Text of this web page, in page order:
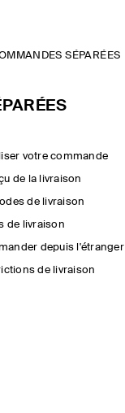
SÉPARÉES
votre commande
de la livraison
de livraison
de livraison
depuis l'étranger
de livraison